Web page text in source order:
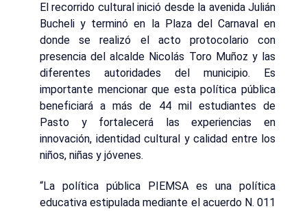
El recorrido cultural inició desde la avenida Julián
Bucheli y terminó en la Plaza del Carnaval en
donde se realizó el acto protocolario con
presencia del alcalde Nicolás Toro Muñoz y las
diferentes autoridades del municipio. Es
importante mencionar que esta política pública
beneficiará a más de 44 mil estudiantes de
Pasto y fortalecerá las experiencias en
innovación, identidad cultural y calidad entre los
niños, niñas y jóvenes.
“La política pública PIEMSA es una política
educativa estipulada mediante el acuerdo N. 011